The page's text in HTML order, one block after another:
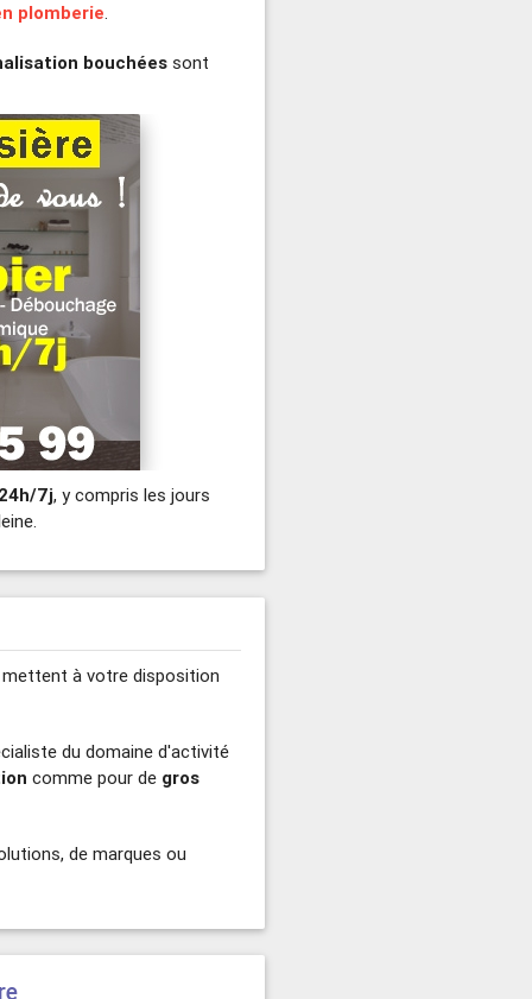
plomberie.
bouchées sont
7j, y compris les jours
mettent à votre disposition
du domaine d'activité
comme pour de gros
de marques ou